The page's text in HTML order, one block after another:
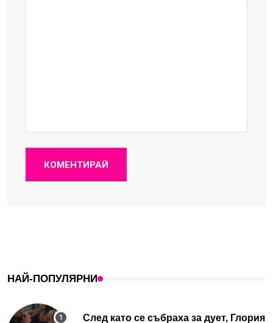
КОМЕНТИРАЙ
НАЙ-ПОПУЛЯРНИ
След като се събраха за дует, Глория